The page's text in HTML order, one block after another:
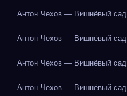
Антон Чехов — Вишнёвый сад
Антон Чехов — Вишнёвый сад
Антон Чехов — Вишнёвый сад
Антон Чехов — Вишнёвый сад